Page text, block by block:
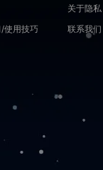
使用技巧
关于隐私
联系我们